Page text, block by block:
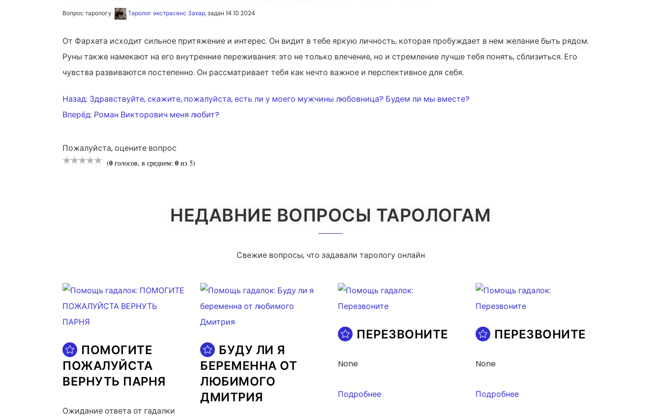
Вопрос тарологу: Таролог экстрасенс Захар, задан 14.10.2024
От Фархата исходит сильное притяжение и интерес. Он видит в тебе яркую личность, которая пробуждает в нем желание быть рядом.
Руны также намекают на его внутренние переживания: это не только влечение, но и стремление лучше тебя понять, сблизиться. Его
чувства развиваются постепенно. Он рассматривает тебя как нечто важное и перспективное для себя.
НАВИГАЦИЯ
ПО
ЗАПИСЯМ
Назад: Здравствуйте, скажите, пожалуйста, есть ли у моего мужчины любовница? Будем ли мы вместе?
Вперёд: Роман Викторович меня любит?
Пожалуйста, оцените вопрос
(0 голосов, в среднем: 0 из 5)
НЕДАВНИЕ ВОПРОСЫ ТАРОЛОГАМ
Свежие вопросы, что задавали тарологу онлайн
ПОМОГИТЕ
ПОЖАЛУЙСТА
ВЕРНУТЬ ПАРНЯ
Ожидание ответа от гадалки
БУДУ ЛИ Я
БЕРЕМЕННА ОТ
ЛЮБИМОГО
ДМИТРИЯ
ПЕРЕЗВОНИТЕ
None
Подробнее
ПЕРЕЗВОНИТЕ
None
Подробнее